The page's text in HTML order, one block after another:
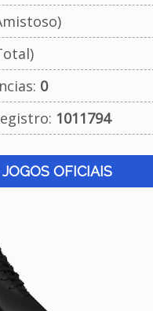
0
1011794
OFICIAIS